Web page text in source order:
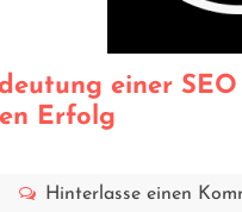
einer
Erfolg
Hinterlasse einen